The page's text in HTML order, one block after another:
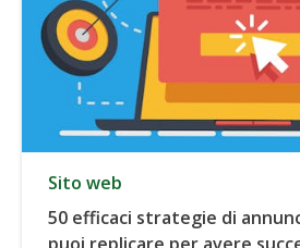
Sito web
50 efficaci strategie di
puoi replicare per avere